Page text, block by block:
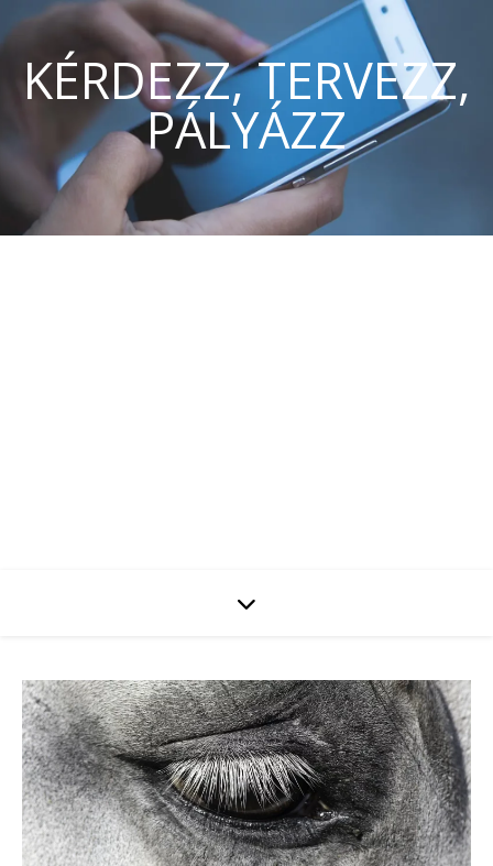
KÉRDEZZ, TERVEZZ,
PÁLYÁZZ